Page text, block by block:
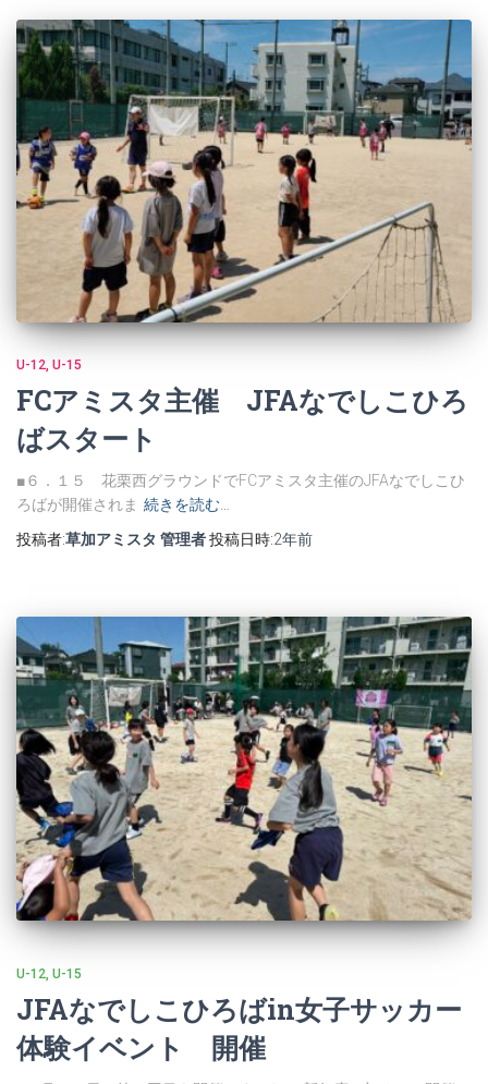
U-12 U-15
FCアミスタ主催 JFAなでしこひろ
ばスタート
■６．１５ 花栗西グラウンドでFCアミスタ主催のJFAなでしこひ
ろばが開催されま 続きを読む…
投稿者:草加アミスタ 管理者投稿日時:2年前
U-12 U-15
JFAなでしこひろばin女子サッカー
体験イベント 開催